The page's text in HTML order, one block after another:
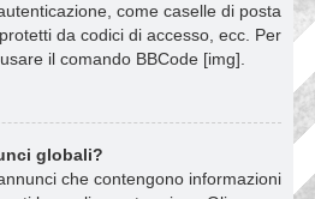
come caselle di posta
da codici di accesso, ecc. Per
il comando BBCode [img].
globali?
che contengono informazioni